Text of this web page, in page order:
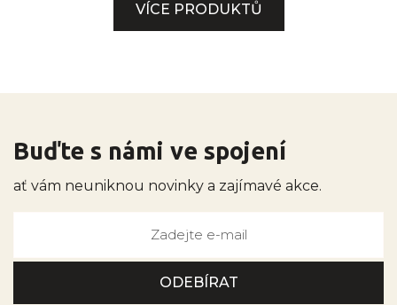
VÍCE PRODUKTŮ
Buďte s námi ve spojení
ať vám neuniknou novinky a zajímavé akce.